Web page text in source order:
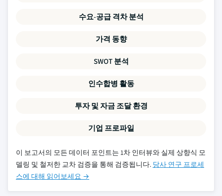
수요-공급 격차 분석
가격 동향
SWOT 분석
인수합병 활동
투자 및 자금 조달 환경
기업 프로파일
이 보고서의 모든 데이터 포인트는 1차 인터뷰와 실제 상향식 모
델링 및 철저한 교차 검증을 통해 검증됩니다. 당사 연구 프로세
스에 대해 읽어보세요 →